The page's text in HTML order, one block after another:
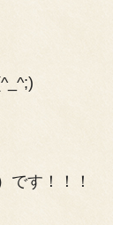
です！！！